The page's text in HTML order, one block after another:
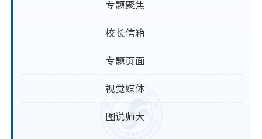
专题聚焦
校长信箱
专题页面
视觉媒体
图说师大